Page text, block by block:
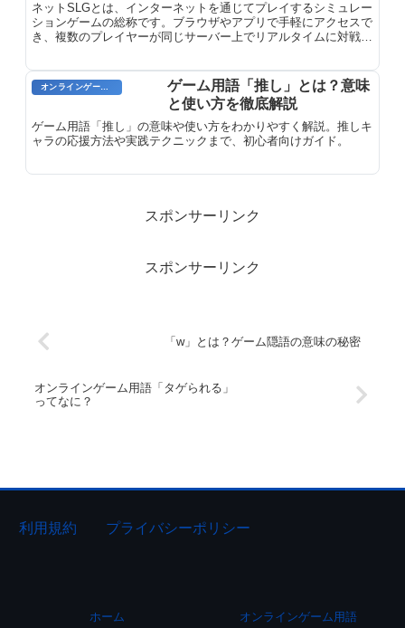
ネットSLGとは、インターネットを通じてプレイするシミュレー
ションゲームの総称です。ブラウザやアプリで手軽にアクセスで
き、複数のプレイヤーが同じサーバー上でリアルタイムに対戦・
オンラインゲーム用語
ゲーム用語「推し」とは？意味
と使い方を徹底解説
ゲーム用語「推し」の意味や使い方をわかりやすく解説。推しキ
ャラの応援方法や実践テクニックまで、初心者向けガイド。
スポンサーリンク
スポンサーリンク
「w」とは？ゲーム隠語の意味の秘密
オンラインゲーム用語「タゲられる」
ってなに？
利用規約 プライバシーポリシー
ホーム オンラインゲーム用語